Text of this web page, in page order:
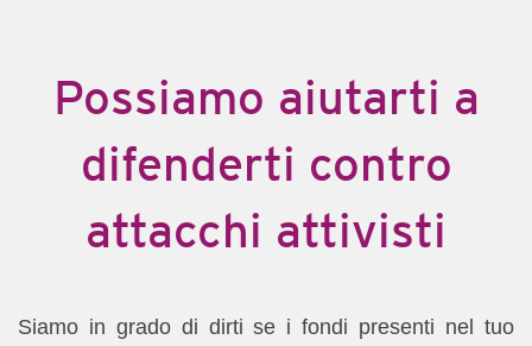
Possiamo aiutarti a
difenderti contro
attacchi attivisti
Siamo in grado di dirti se i fondi presenti nel tuo